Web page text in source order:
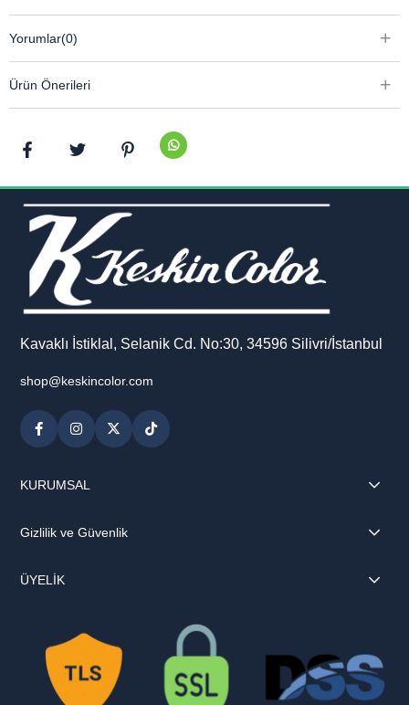
Yorumlar(0)
Ürün Önerileri
Kavaklı İstiklal, Selanik Cd. No:30, 34596 Silivri/İstanbul
shop@keskincolor.com
KURUMSAL
Gizlilik ve Güvenlik
ÜYELİK